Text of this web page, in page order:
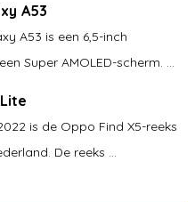
A53
A53 is een 6,5-inch
Super AMOLED-scherm. ...
is de Oppo Find X5-reeks
De reeks ...